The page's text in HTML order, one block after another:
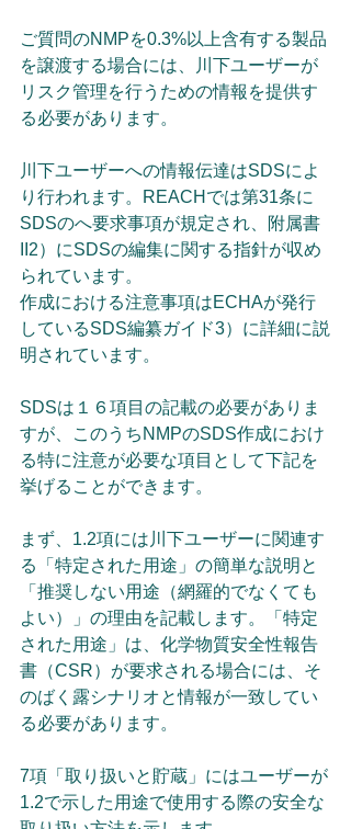
ご質問のNMPを0.3%以上含有する製品
を譲渡する場合には、川下ユーザーが
リスク管理を行うための情報を提供す
る必要があります。
川下ユーザーへの情報伝達はSDSによ
り行われます。REACHでは第31条に
SDSのへ要求事項が規定され、附属書
II2）にSDSの編集に関する指針が収め
られています。
作成における注意事項はECHAが発行
しているSDS編纂ガイド3）に詳細に説
明されています。
SDSは１６項目の記載の必要がありま
すが、このうちNMPのSDS作成におけ
る特に注意が必要な項目として下記を
挙げることができます。
まず、1.2項には川下ユーザーに関連す
る「特定された用途」の簡単な説明と
「推奨しない用途（網羅的でなくても
よい）」の理由を記載します。「特定
された用途」は、化学物質安全性報告
書（CSR）が要求される場合には、そ
のばく露シナリオと情報が一致してい
る必要があります。
7項「取り扱いと貯蔵」にはユーザーが
1.2で示した用途で使用する際の安全な